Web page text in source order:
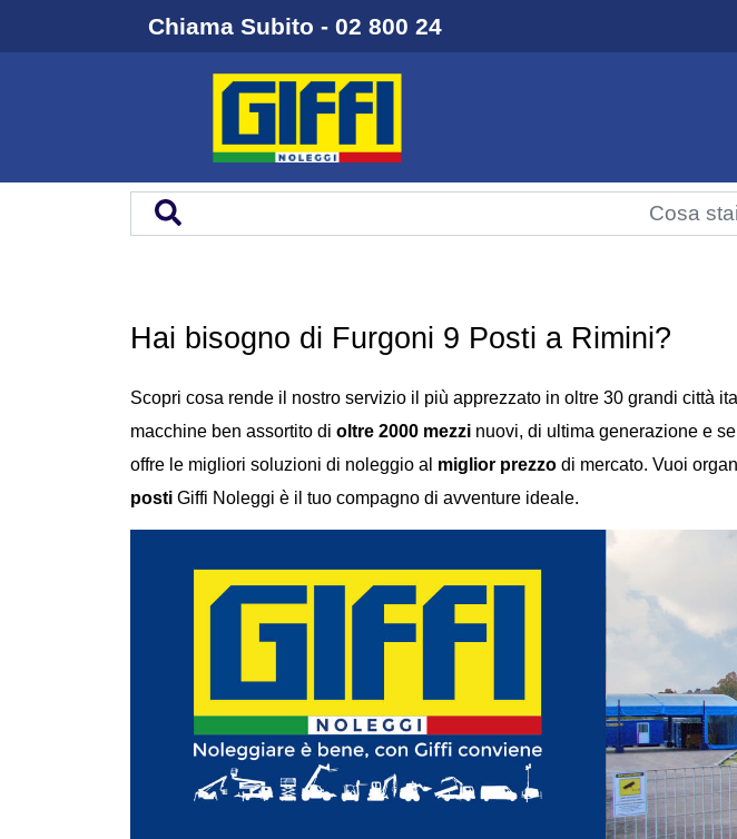
Chiama Subito - 02 800 24
Hai bisogno di Furgoni 9 Posti a Rimini?
Scopri cosa rende il nostro servizio il più apprezzato in oltre 30 grandi città
macchine ben assortito di oltre 2000 mezzi nuovi, di ultima generazione e
offre le migliori soluzioni di noleggio al miglior prezzo di mercato. Vuoi
posti Giffi Noleggi è il tuo compagno di avventure ideale.